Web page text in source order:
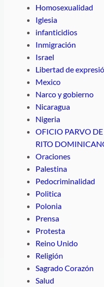
Homosexualidad
Iglesia
infanticidios
Inmigración
Israel
Libertad de
Mexico
Narco y gobierno
Nicaragua
Nigeria
OFICIO PARVO
RITO
Oraciones
Palestina
Pedocriminalidad
Politica
Polonia
Prensa
Protesta
Reino Unido
Religión
Sagrado Corazón
Salud